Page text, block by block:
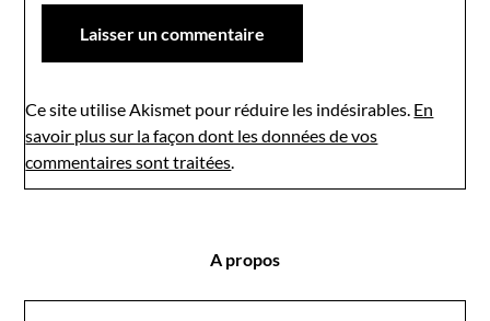
Ce site utilise Akismet pour réduire les indésirables. En
savoir plus sur la façon dont les données de vos
commentaires sont traitées.
A propos